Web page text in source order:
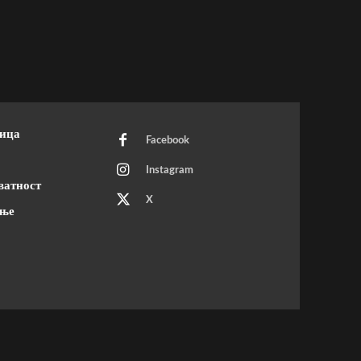
Facebook
Instagram
X